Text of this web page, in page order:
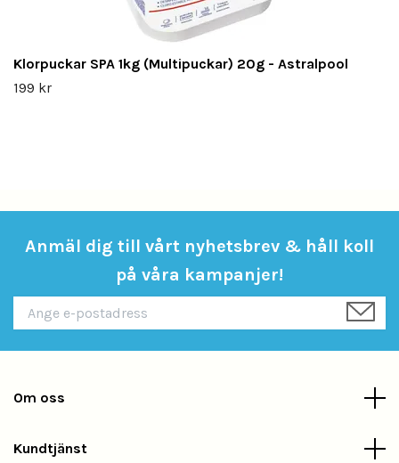
Klorpuckar SPA 1kg (Multipuckar) 20g - Astralpool
199 kr
Anmäl dig till vårt nyhetsbrev & håll koll
på våra kampanjer!
Om oss
Kundtjänst